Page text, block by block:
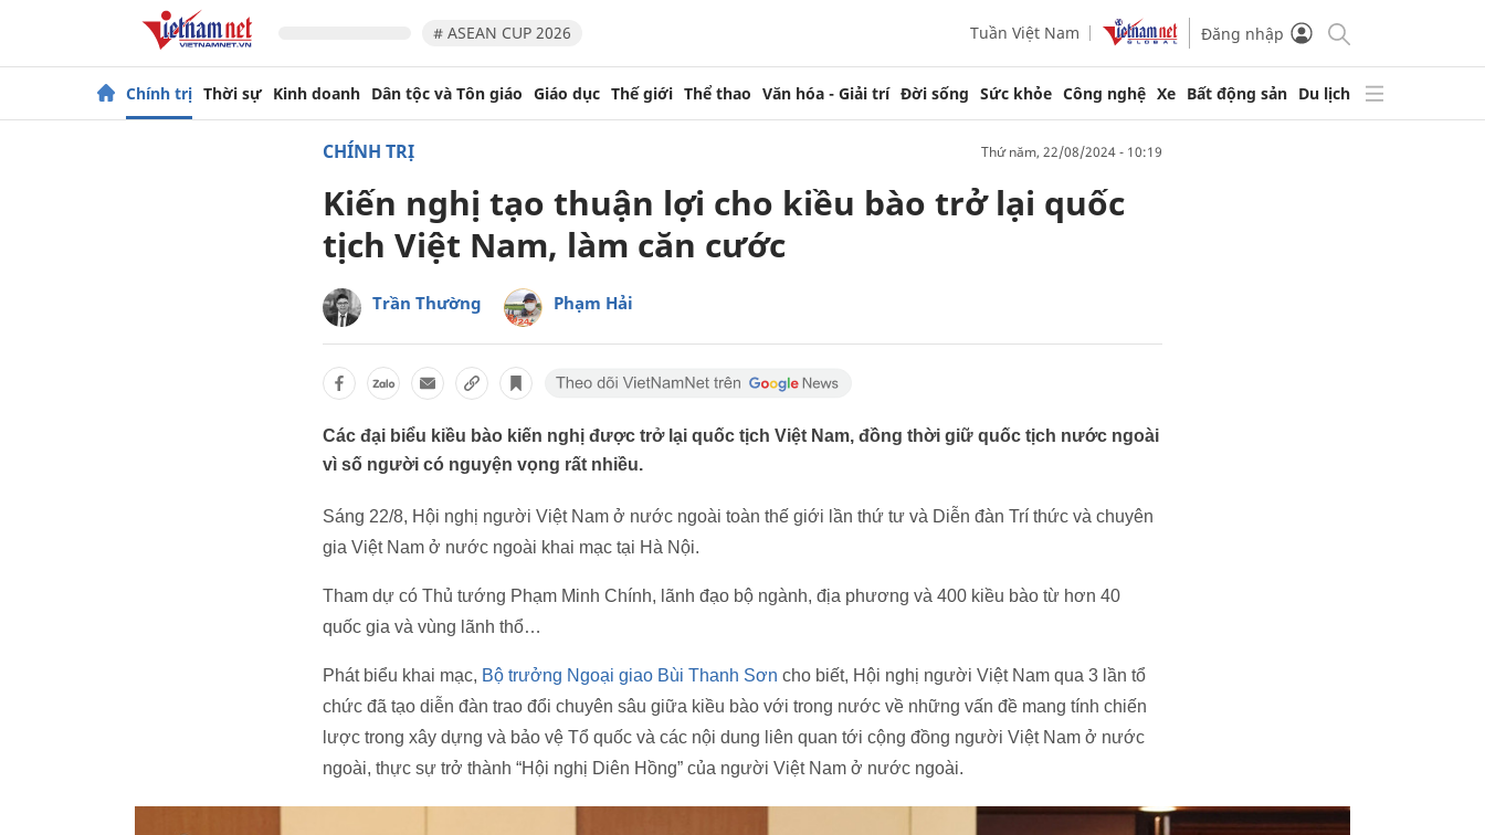
# ASEAN CUP 2026 Tuần Việt Nam Đăng nhập
Chính trị Thời sự Kinh doanh Dân tộc và Tôn giáo Giáo dục Thế giới Thể thao Văn hóa - Giải trí Đời sống Sức khỏe Công nghệ Xe Bất động sản Du lịch
CHÍNH TRỊ thứ năm, 22/08/2024 - 10:19
Kiến nghị tạo thuận lợi cho kiều bào trở lại quốc
tịch Việt Nam, làm căn cước
Trần Thường Phạm Hải
Các đại biểu kiều bào kiến nghị được trở lại quốc tịch Việt Nam, đồng thời giữ quốc tịch nước ngoài
vì số người có nguyện vọng rất nhiều.
Sáng 22/8, Hội nghị người Việt Nam ở nước ngoài toàn thế giới lần thứ tư và Diễn đàn Trí thức và chuyên
gia Việt Nam ở nước ngoài khai mạc tại Hà Nội.
Tham dự có Thủ tướng Phạm Minh Chính, lãnh đạo bộ ngành, địa phương và 400 kiều bào từ hơn 40
quốc gia và vùng lãnh thổ…
Phát biểu khai mạc, Bộ trưởng Ngoại giao Bùi Thanh Sơn cho biết, Hội nghị người Việt Nam qua 3 lần tổ
chức đã tạo diễn đàn trao đổi chuyên sâu giữa kiều bào với trong nước về những vấn đề mang tính chiến
lược trong xây dựng và bảo vệ Tổ quốc và các nội dung liên quan tới cộng đồng người Việt Nam ở nước
ngoài, thực sự trở thành “Hội nghị Diên Hồng” của người Việt Nam ở nước ngoài.